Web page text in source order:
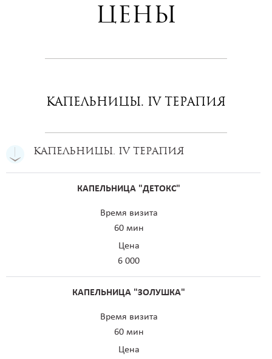
Цены
Капельницы. IV терапия
Капельницы. IV терапия
КАПЕЛЬНИЦА "ДЕТОКС"
Время визита
60 мин
Цена
6 000
КАПЕЛЬНИЦА "ЗОЛУШКА"
Время визита
60 мин
Цена